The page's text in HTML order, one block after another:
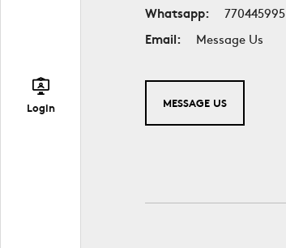
Login
Whatsapp:
770445995
Email:
Message Us
MESSAGE US